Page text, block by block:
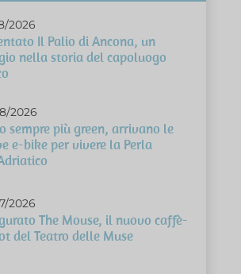
2026
Il Palio di Ancona, un
nella storia del capoluogo
2026
sempre più green, arrivano le
e-bike per vivere la Perla
2026
The Mouse, il nuovo caffè-
del Teatro delle Muse